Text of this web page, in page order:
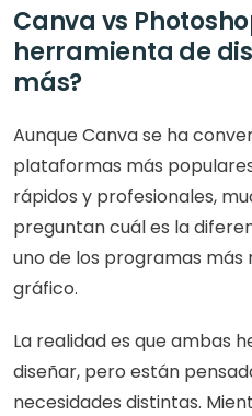
Canva vs
herramienta de
más?
Aunque Canva se ha
plataformas más
rápidos y profesionales,
preguntan cuál es la
uno de los programas más
gráfico.
La realidad es que ambas
diseñar, pero están
necesidades distintas.